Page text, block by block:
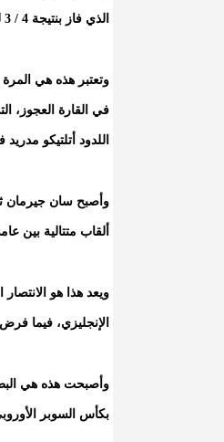
الذي فاز بنتيجة 4 / 3 ليحتفظ بلقب البطولة التي توج بها الموسم الماضي، على حساب إنتر ميلان الإيطالي.
اللدود أتلتيكو مدريد في
وأصبح سان جيرمان
ألقاب متتالية بين عامي 2016
ويعد هذا هو
الإنجليزي، فيما فرض
وأصبحت هذه هي
بكأس السوبر